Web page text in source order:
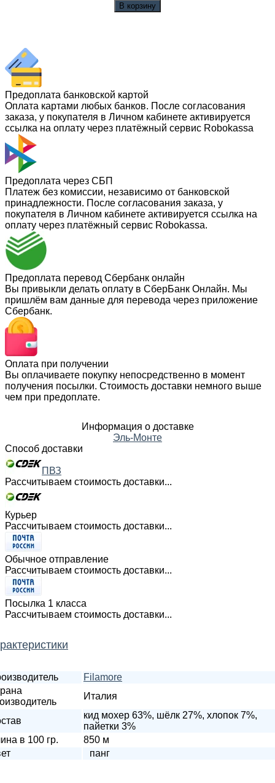
В корзину
Предоплата банковской картой
Оплата картами любых банков. После согласования
заказа, у покупателя в Личном кабинете активируется
ссылка на оплату через платёжный сервис Robokassa
Предоплата через СБП
Платеж без комиссии, независимо от банковской
принадлежности. После согласования заказа, у
покупателя в Личном кабинете активируется ссылка на
оплату через платёжный сервис Robokassa.
Предоплата перевод Сбербанк онлайн
Вы привыкли делать оплату в СберБанк Онлайн. Мы
пришлём вам данные для перевода через приложение
Сбербанк.
Оплата при получении
Вы оплачиваете покупку непосредственно в момент
получения посылки. Стоимость доставки немного выше
чем при предоплате.
Информация о доставке
Эль-Монте
Способ доставки
ПВЗ
Рассчитываем стоимость доставки...
Курьер
Рассчитываем стоимость доставки...
Обычное отправление
Рассчитываем стоимость доставки...
Посылка 1 класса
Рассчитываем стоимость доставки...
Filamore
Италия
кид мохер 63%, шёлк 27%, хлопок 7%,
пайетки 3%
в 100 гр.
850 м
панг